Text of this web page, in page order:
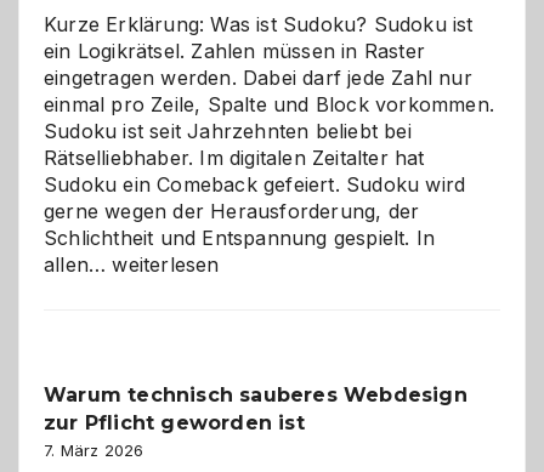
Kurze Erklärung: Was ist Sudoku? Sudoku ist
ein Logikrätsel. Zahlen müssen in Raster
eingetragen werden. Dabei darf jede Zahl nur
einmal pro Zeile, Spalte und Block vorkommen.
Sudoku ist seit Jahrzehnten beliebt bei
Rätselliebhaber. Im digitalen Zeitalter hat
Sudoku ein Comeback gefeiert. Sudoku wird
gerne wegen der Herausforderung, der
Schlichtheit und Entspannung gespielt. In
allen…Sudoku
den
Logikrätseln
weiterlesen
Warum technisch sauberes Webdesign
zur Pflicht geworden ist
7. März 2026